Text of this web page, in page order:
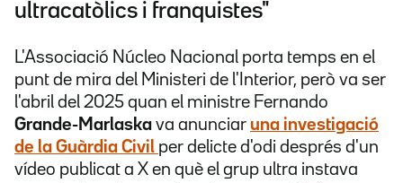
ultracatòlics i franquistes"
L'Associació Núcleo Nacional porta temps en el
punt de mira del Ministeri de l'Interior, però va ser
l'abril del 2025 quan el ministre Fernando
Grande-Marlaska va anunciar una investigació
de la Guàrdia Civil per delicte d'odi després d'un
vídeo publicat a X en què el grup ultra instava